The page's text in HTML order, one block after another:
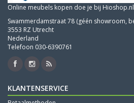
Online meubels kopen doe je bij Hioshop.nl
Swammerdamstraat 78 (géén showroom,
3553 RZ Utrecht
Nederland
Telefoon 030-6390761
KLANTENSERVICE